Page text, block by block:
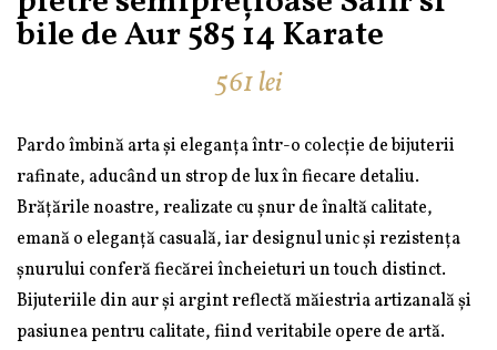
bile de Aur 585 14 Karate
561lei
Pardo îmbină arta și eleganța într-o colecție de bijuterii
rafinate, aducând un strop de lux în fiecare detaliu.
Brățările noastre, realizate cu șnur de înaltă calitate,
emană o eleganță casuală, iar designul unic și rezistența
șnurului conferă fiecărei încheieturi un touch distinct.
Bijuteriile din aur și argint reflectă măiestria artizanală și
pasiunea pentru calitate, fiind veritabile opere de artă.